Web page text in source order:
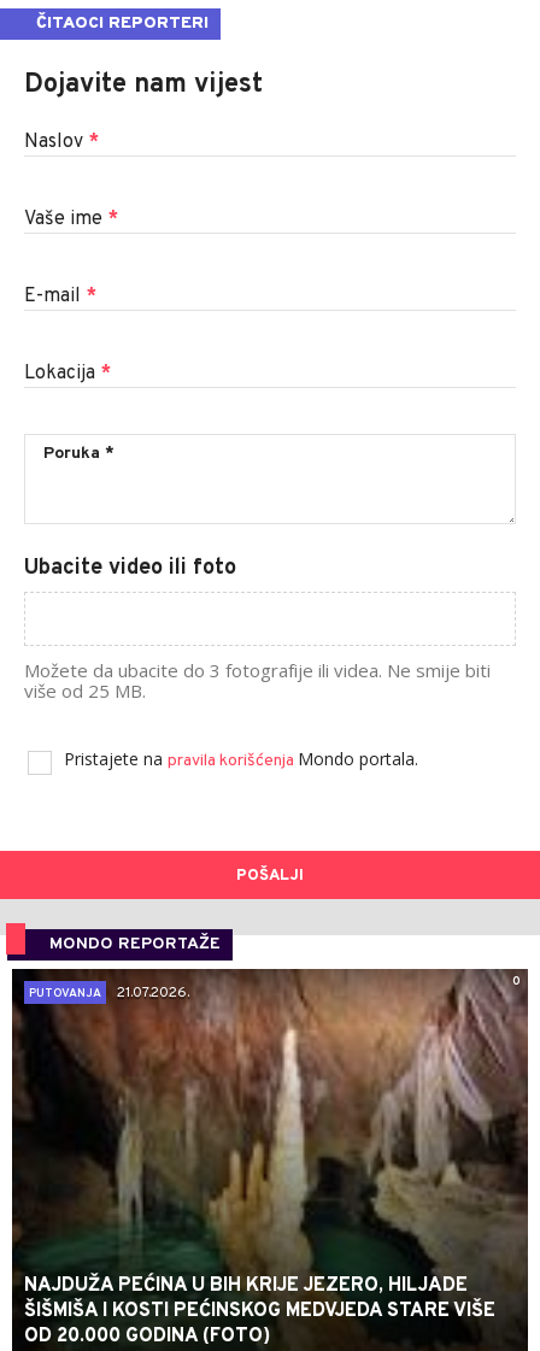
ČITAOCI REPORTERI
Dojavite nam vijest
Naslov *
Vaše ime *
E-mail *
Lokacija *
Ubacite video ili foto
Možete da ubacite do 3 fotografije ili videa. Ne smije biti
više od 25 MB.
Pristajete na pravila korišćenja Mondo portala.
POŠALJI
MONDO REPORTAŽE
0
PUTOVANJA
21.07.2026.
NAJDUŽA PEĆINA U BIH KRIJE JEZERO, HILJADE
ŠIŠMIŠA I KOSTI PEĆINSKOG MEDVJEDA STARE VIŠE
OD 20.000 GODINA (FOTO)